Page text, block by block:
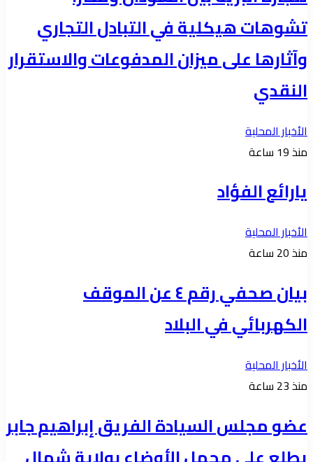
تشوهات هيكلية في التبادل التجاري
وآثارها على ميزان المدفوعات والاستقرار
النقدي
الأخبار المحلية
منذ 19 ساعة
يارائع الفؤاد
الأخبار المحلية
منذ 20 ساعة
بيان صحفي رقم ٤ ​عن الموقف
الكهربائي في البلاد
الأخبار المحلية
منذ 23 ساعة
عضو مجلس السيادة الفريق إبراهيم جابر